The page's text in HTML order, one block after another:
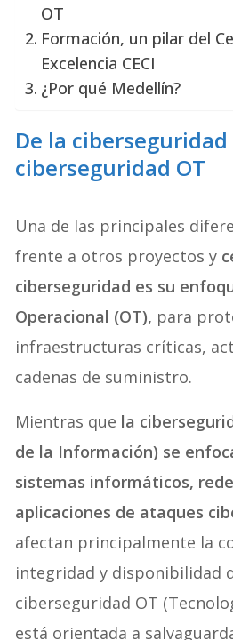
OT
Formación, un pilar del
Excelencia CECI
¿Por qué Medellín?
De la ciberseguridad
ciberseguridad OT
Una de las principales
frente a otros proyectos y
ciberseguridad es su
Operacional (OT), para
infraestructuras críticas,
cadenas de suministro.
Mientras que la
de la Información) se
sistemas informáticos,
aplicaciones de ataques
afectan principalmente la
integridad y disponibilidad
ciberseguridad OT
está orientada a